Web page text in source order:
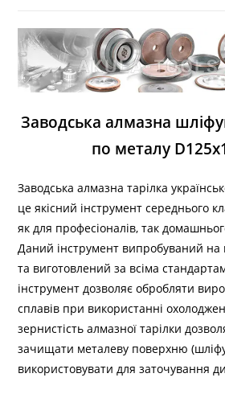
Заводська алмазна
по металу
Заводська алмазна тарілка
це якісний інструмент середнього
як для професіоналів, так
Даний інструмент випробуваний на
та виготовлений за всіма
інструмент дозволяє обробляти
сплавів при використанні
зернистість алмазної тарілки
зачищати металеву поверхню
використовувати для заточування